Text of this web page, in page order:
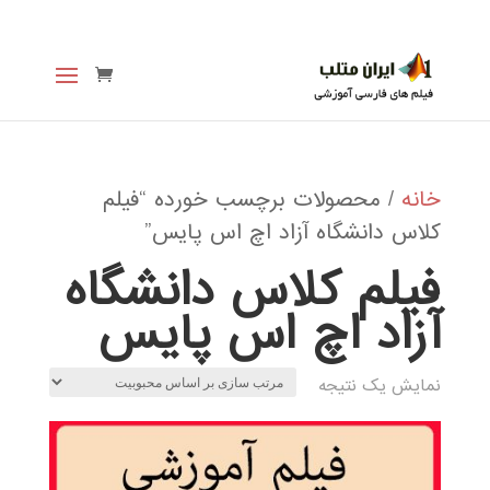
خانه / محصولات برچسب خورده “فیلم
کلاس دانشگاه آزاد اچ اس پایس”
فیلم کلاس دانشگاه
آزاد اچ اس پایس
نمایش یک نتیجه